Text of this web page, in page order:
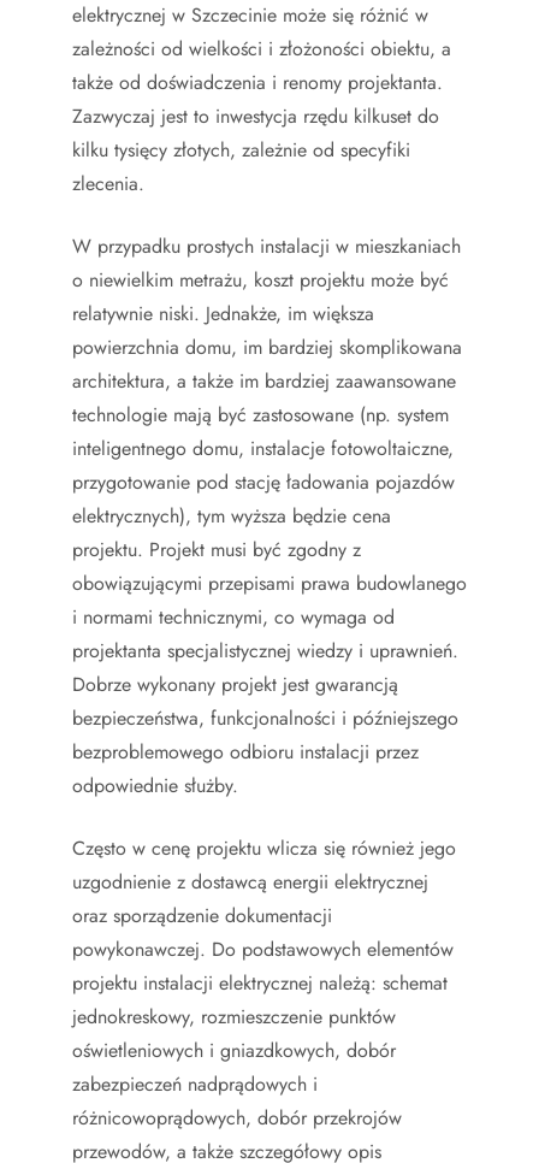
elektrycznej w Szczecinie może się różnić w
zależności od wielkości i złożoności obiektu, a
także od doświadczenia i renomy projektanta.
Zazwyczaj jest to inwestycja rzędu kilkuset do
kilku tysięcy złotych, zależnie od specyfiki
zlecenia.
W przypadku prostych instalacji w mieszkaniach
o niewielkim metrażu, koszt projektu może być
relatywnie niski. Jednakże, im większa
powierzchnia domu, im bardziej skomplikowana
architektura, a także im bardziej zaawansowane
technologie mają być zastosowane (np. system
inteligentnego domu, instalacje fotowoltaiczne,
przygotowanie pod stację ładowania pojazdów
elektrycznych), tym wyższa będzie cena
projektu. Projekt musi być zgodny z
obowiązującymi przepisami prawa budowlanego
i normami technicznymi, co wymaga od
projektanta specjalistycznej wiedzy i uprawnień.
Dobrze wykonany projekt jest gwarancją
bezpieczeństwa, funkcjonalności i późniejszego
bezproblemowego odbioru instalacji przez
odpowiednie służby.
Często w cenę projektu wlicza się również jego
uzgodnienie z dostawcą energii elektrycznej
oraz sporządzenie dokumentacji
powykonawczej. Do podstawowych elementów
projektu instalacji elektrycznej należą: schemat
jednokreskowy, rozmieszczenie punktów
oświetleniowych i gniazdkowych, dobór
zabezpieczeń nadprądowych i
różnicowoprądowych, dobór przekrojów
przewodów, a także szczegółowy opis